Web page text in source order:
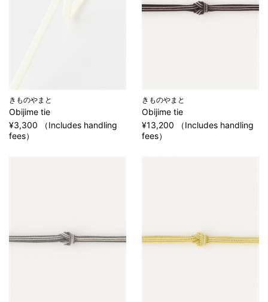
きものやまと
Obijime tie
¥3,300 （Includes handling
fees）
きものやまと
Obijime tie
¥13,200 （Includes handling
fees）